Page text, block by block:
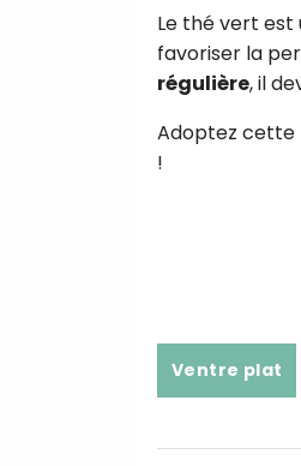
Le thé vert est
favoriser la
régulière, il
Adoptez cette
!
Ventre plat